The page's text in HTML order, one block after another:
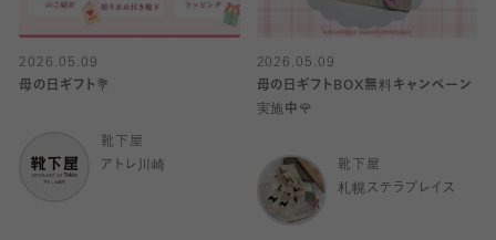
2026.05.09
母の日ギフト💐
靴下屋
アトレ川崎
2026.05.09
母の日ギフトBOX無料キャンペーン
実施中🌹
靴下屋
札幌ステラプレイス